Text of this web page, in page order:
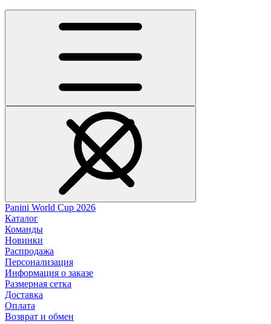
Panini World Cup 2026
Каталог
Команды
Новинки
Распродажа
Персонализация
Информация о заказе
Размерная сетка
Доставка
Оплата
Возврат и обмен